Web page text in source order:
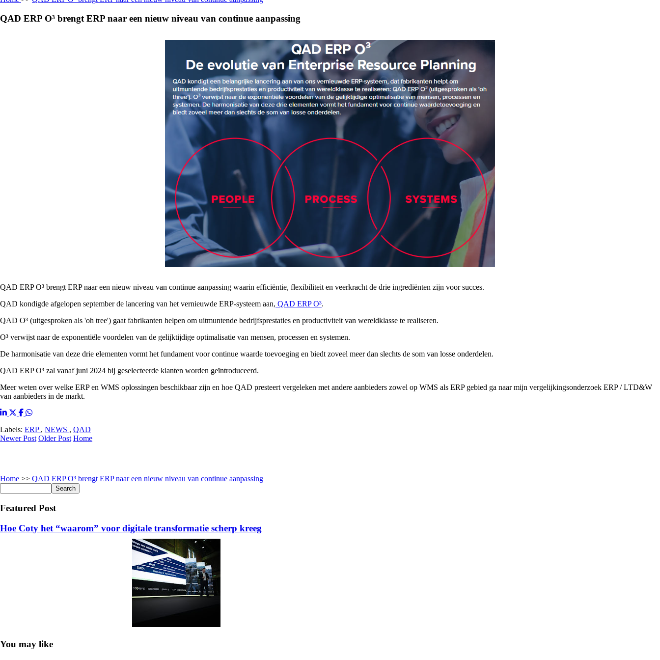
QAD ERP O³ brengt ERP naar een nieuw niveau van continue aanpassing
QAD ERP O³ brengt ERP naar een nieuw niveau van continue aanpassing waarin efficiëntie, flexibiliteit en veerkracht de drie ingrediënten zijn voor succes.
QAD kondigde afgelopen september de lancering van het vernieuwde ERP-systeem aan, QAD ERP O³.
QAD O³ (uitgesproken als 'oh tree') gaat fabrikanten helpen om uitmuntende bedrijfsprestaties en productiviteit van wereldklasse te realiseren.
O³ verwijst naar de exponentiële voordelen van de gelijktijdige optimalisatie van mensen, processen en systemen.
De harmonisatie van deze drie elementen vormt het fundament voor continue waarde toevoeging en biedt zoveel meer dan slechts de som van losse onderdelen.
QAD ERP O³ zal vanaf juni 2024 bij geselecteerde klanten worden geïntroduceerd.
Meer weten over welke ERP en WMS oplossingen beschikbaar zijn en hoe QAD presteert vergeleken met andere aanbieders zowel op WMS als ERP gebied ga naar mijn vergelijkingsonderzoek ERP / LTD&W
van aanbieders in de markt.
Labels: ERP , NEWS , QAD
Newer Post Older Post Home
Home >> QAD ERP O³ brengt ERP naar een nieuw niveau van continue aanpassing
Featured Post
Hoe Coty het “waarom” voor digitale transformatie scherp kreeg
You may like